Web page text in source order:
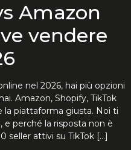
Amazon
vendere
nel 2026, hai più opzioni
Amazon, Shopify, TikTok
la piattaforma giusta. Noi ti
perché la risposta non è
seller attivi su TikTok […]